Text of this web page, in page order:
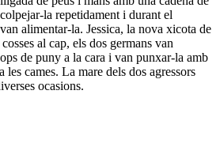
la repetidament i durant el
alimentar-la. Jessica, la nova xicota de
al cap, els dos germans van
de puny a la cara i van punxar-la amb
les cames. La mare dels dos agressors
ocasions.